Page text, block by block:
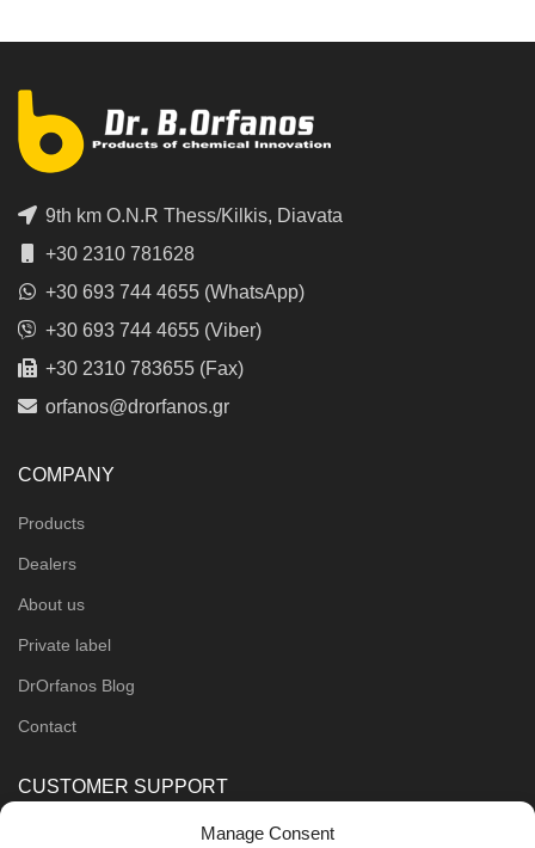
Manage Consent
9th km O.N.R Thess/Kilkis, Diavata
+30 2310 781628
+30 693 744 4655 (WhatsApp)
+30 693 744 4655 (Viber)
+30 2310 783655 (Fax)
orfanos@drorfanos.gr
COMPANY
Products
Dealers
About us
Private label
DrOrfanos Blog
Contact
CUSTOMER SUPPORT